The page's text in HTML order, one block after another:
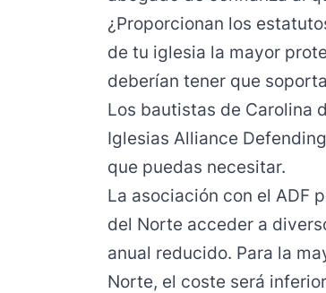
¿Proporcionan los
de tu iglesia la mayor
deberían tener que
Los bautistas de Carolina
Iglesias Alliance
que puedas necesitar.
La asociación con el ADF
del Norte acceder a
anual reducido. Para la
Norte, el coste será